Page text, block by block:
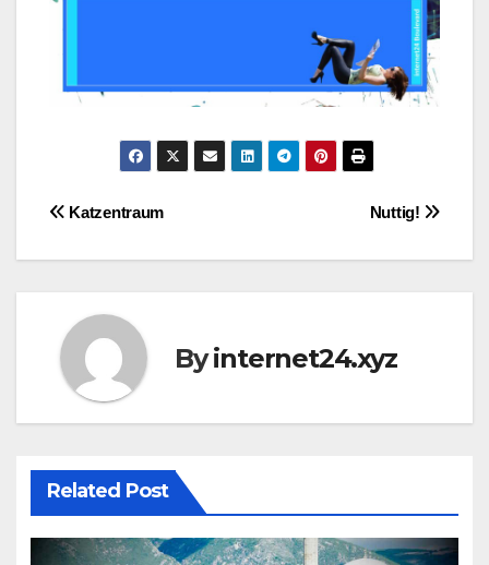
Post
navigation
Nuttig!
Katzentraum
Byinternet24.xyz
Related Post